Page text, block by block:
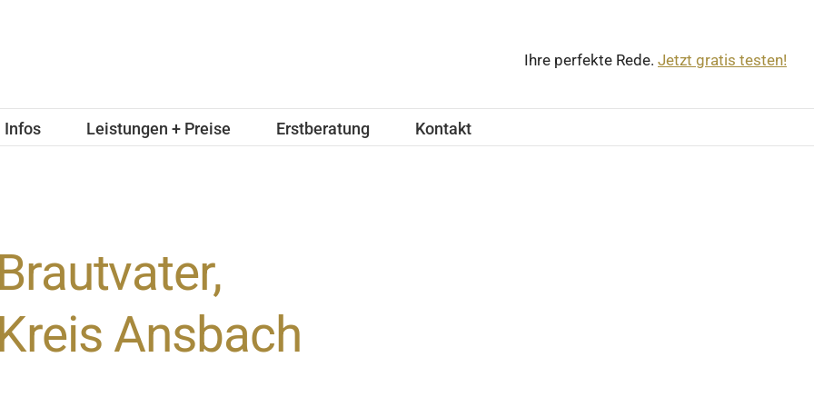
Ihre perfekte Rede. Jetzt gratis testen!
Infos Leistungen + Preise Erstberatung Kontakt
Brautvater,
Kreis Ansbach